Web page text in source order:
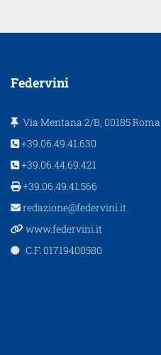
Federvini
Via Mentana 2/B, 00185 Roma
+39.06.49.41.630
+39.06.44.69.421
+39.06.49.41.566
redazione@federvini.it
www.federvini.it
C.F. 01719400580